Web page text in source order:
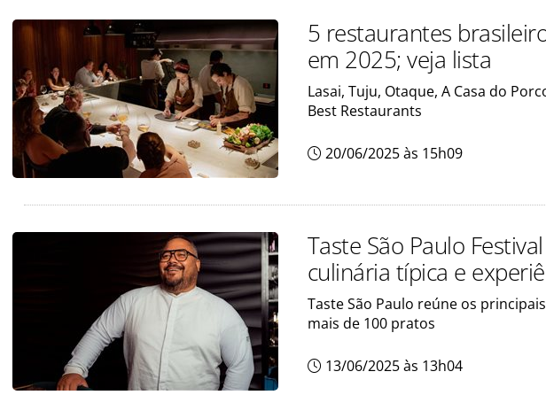
5 restaurantes
em 2025; veja lista
Lasai, Tuju, Otaque, A Casa do
Best Restaurants
20/06/2025 às 15h09
Taste São Paulo
culinária típica e
Taste São Paulo reúne os
mais de 100 pratos
13/06/2025 às 13h04